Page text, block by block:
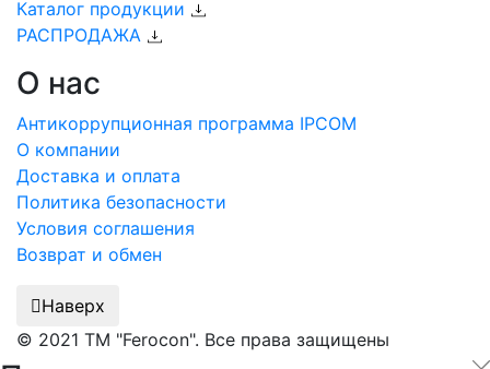
Каталог продукции
РАСПРОДАЖА
О нас
Антикоррупционная программа IPCOM
О компании
Доставка и оплата
Политика безопасности
Условия соглашения
Возврат и обмен
Наверх
© 2021 ТМ "Ferocon". Все права защищены